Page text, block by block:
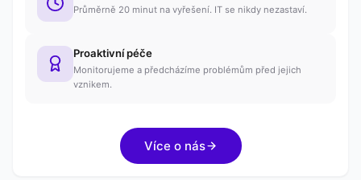
Průměrně 20 minut na vyřešení. IT se nikdy nezastaví.
Proaktivní péče
Monitorujeme a předcházíme problémům před jejich
vznikem.
Více o nás